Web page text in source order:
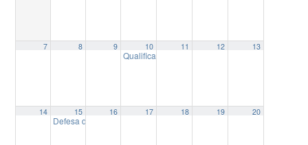
7 8 9 10
Qualificação de Dissertação de Mestrado de
11 12 13
14 15
Defesa de Dissertação de Mestrado de Karla Gabriela Quint
16 17 18 19 20